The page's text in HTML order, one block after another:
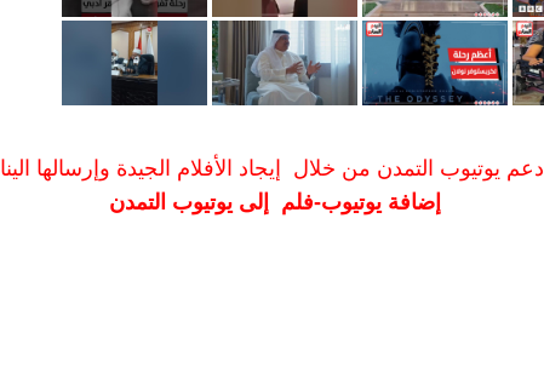
ادعم يوتيوب التمدن من خلال إيجاد الأفلام الجيدة وإرسالها الينا
إضافة يوتيوب-فلم إلى يوتيوب التمدن